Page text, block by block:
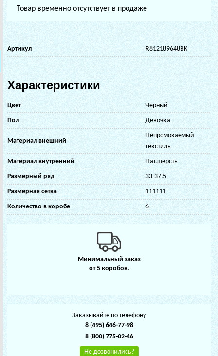
Товар временно отсутствует в продаже
Артикул R812189648BK
Характеристики
Цвет Черный
Пол Девочка
Материал внешний
Непромокаемый
текстиль
Материал внутренний Нат.шерсть
Размерный ряд 33-37.5
Размерная сетка 111111
Количество в коробе 6
Минимальный заказ
от 5 коробов.
Заказывайте по телефону
8 (495) 646-77-98
8 (800) 775-02-46
Не дозвонились?